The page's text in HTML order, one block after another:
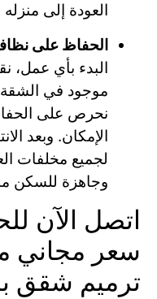
العودة إلى
الحفاظ على
البدء بأي عمل،
موجود في الشقة
نحرص على
الإمكان. وبعد
لجميع مخلفات
وجاهزة للسكن
اتصل الآن
سعر مجاني
ترميم شقق